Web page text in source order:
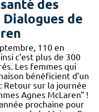
des
Dialogues de
110 en
c’est plus de 300
Les femmes qui
bénéficient d’un
Retour sur la journée
Agnes McLaren" !
prochaine pour